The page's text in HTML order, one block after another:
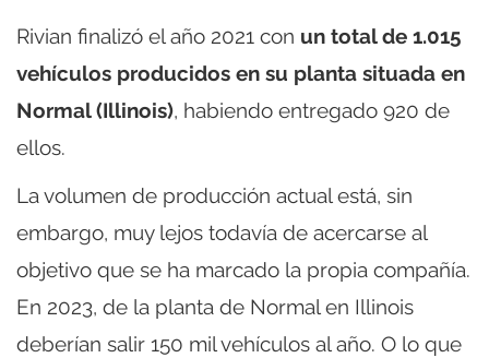
Rivian finalizó el año 2021 con un total de 1.015
vehículos producidos en su planta situada en
Normal (Illinois), habiendo entregado 920 de
ellos.
La volumen de producción actual está, sin
embargo, muy lejos todavía de acercarse al
objetivo que se ha marcado la propia compañía.
En 2023, de la planta de Normal en Illinois
deberían salir 150 mil vehículos al año. O lo que